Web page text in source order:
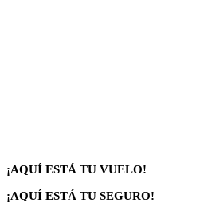
¡AQUÍ ESTÁ TU VUELO!
¡AQUÍ ESTÁ TU SEGURO!